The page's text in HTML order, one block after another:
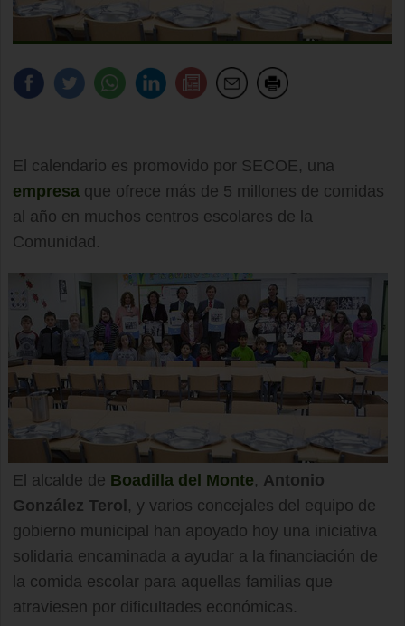
El calendario es promovido por SECOE, una
empresa que ofrece más de 5 millones de comidas
al año en muchos centros escolares de la
Comunidad.
El alcalde de Boadilla del Monte, Antonio
González Terol , y varios concejales del equipo de
gobierno municipal han apoyado hoy una iniciativa
solidaria encaminada a ayudar a la financiación de
la comida escolar para aquellas familias que
atraviesen por dificultades económicas.